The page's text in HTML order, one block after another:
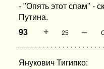
- "Опять этот спам" -
Путина.
93
+ 25 –
Янукович Тигипко: